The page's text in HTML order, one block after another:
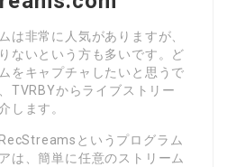
は非常に人気がありますが、
ないという方も多いです。ど
をキャプチャしたいと思うで
TVRBYからライブストリー
します。
というプログラム
は、簡単に任意のストリーム